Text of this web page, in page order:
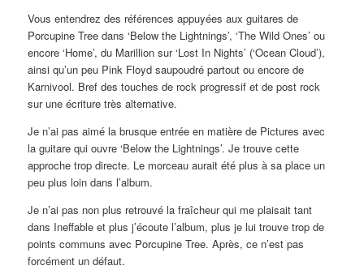
Vous entendrez des références appuyées aux guitares de
Porcupine Tree dans ‘Below the Lightnings’, ‘The Wild Ones’ ou
encore ‘Home’, du Marillion sur ‘Lost In Nights’ (‘Ocean Cloud’),
ainsi qu’un peu Pink Floyd saupoudré partout ou encore de
Karnivool. Bref des touches de rock progressif et de post rock
sur une écriture très alternative.
Je n’ai pas aimé la brusque entrée en matière de Pictures avec
la guitare qui ouvre ‘Below the Lightnings’. Je trouve cette
approche trop directe. Le morceau aurait été plus à sa place un
peu plus loin dans l’album.
Je n’ai pas non plus retrouvé la fraîcheur qui me plaisait tant
dans Ineffable et plus j’écoute l’album, plus je lui trouve trop de
points communs avec Porcupine Tree. Après, ce n’est pas
forcément un défaut.